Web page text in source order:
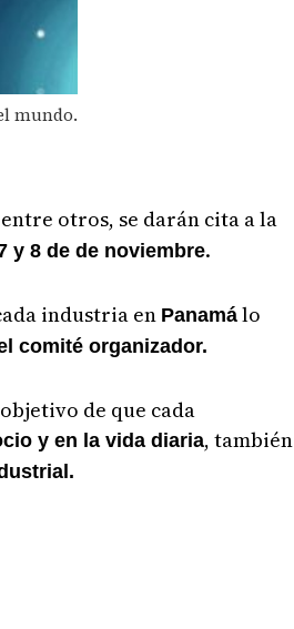
mundo.
otros, se darán cita a la
y 8 de de noviembre.
industria en Panamá lo
comité organizador.
de que cada
y en la vida diaria, también